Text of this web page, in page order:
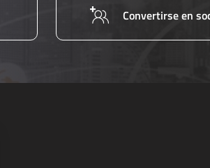
Convertirse en